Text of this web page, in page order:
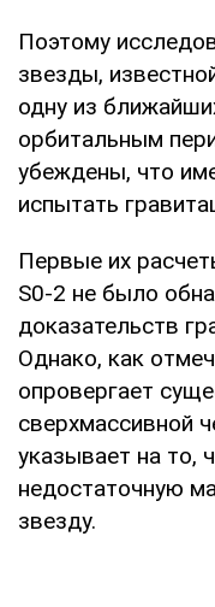
Поэтому
звезды,
одну из
орбитальным
убеждены, что
испытать
Первые их
S0-2 не было
доказательств
Однако, как
опровергает
сверхмассивной
указывает на то,
недостаточную
звезду.